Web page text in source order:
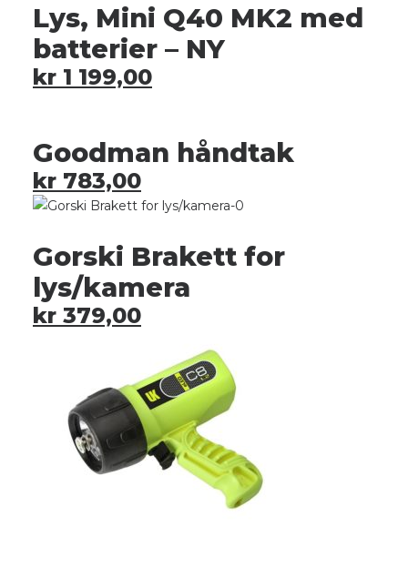
Lys, Mini Q40 MK2 med
batterier – NY
kr 1 199,00
Goodman håndtak
kr 783,00
Gorski Brakett for
lys/kamera
kr 379,00